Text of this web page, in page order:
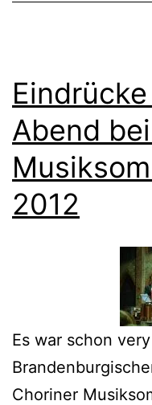
Abend
2012
Es war schon
Choriner